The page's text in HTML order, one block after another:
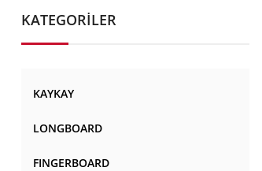
KATEGORİLER
KAYKAY
LONGBOARD
FINGERBOARD